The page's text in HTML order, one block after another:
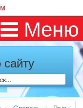
Меню
все меры
все время дома),
простудились. Вы